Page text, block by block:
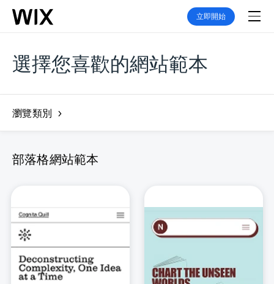
立即開始
選擇您喜歡的網站範本
瀏覽類別
部落格網站範本